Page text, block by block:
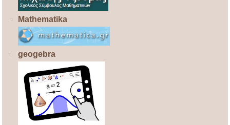
Mathematika
geogebra